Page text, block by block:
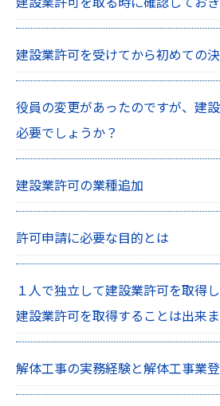
建設業許可を受けてから初めての
役員の変更があったのですが、建
必要でしょうか？
建設業許可の業種追加
許可申請に必要な目的とは
１人で独立して建設業許可を取得
建設業許可を取得することは出来
解体工事の実務経験と解体工事業